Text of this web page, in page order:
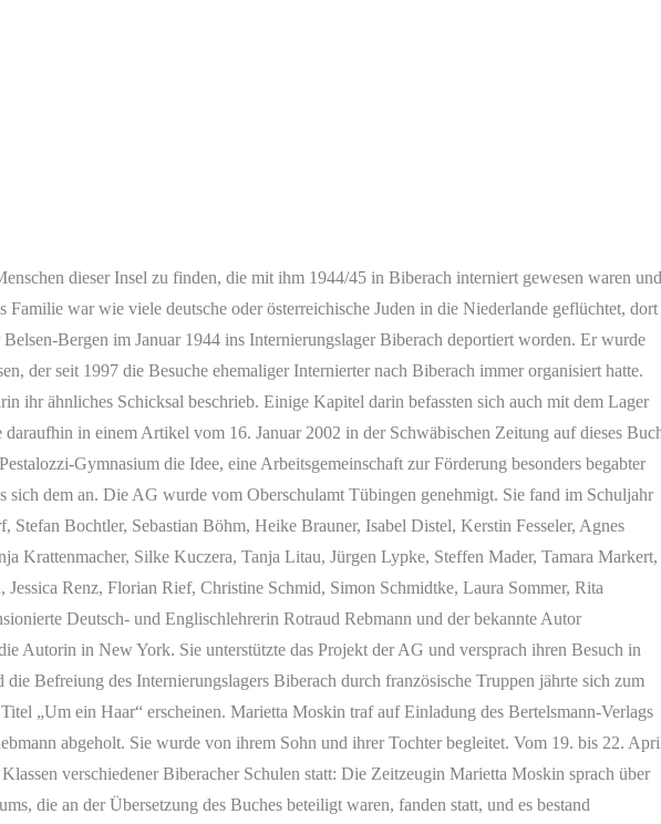
dieser Insel zu finden, die mit ihm 1944/45 in Biberach interniert gewesen waren und
war wie viele deutsche oder österreichische Juden in die Niederlande geflüchtet, dort
Bergen im Januar 1944 ins Internierungslager Biberach deportiert worden. Er wurde
der seit 1997 die Besuche ehemaliger Internierter nach Biberach immer organisiert hatte.
ihr ähnliches Schicksal beschrieb. Einige Kapitel darin befassten sich auch mit dem Lager
in einem Artikel vom 16. Januar 2002 in der Schwäbischen Zeitung auf dieses
Gymnasium die Idee, eine Arbeitsgemeinschaft zur Förderung besonders begabter
dem an. Die AG wurde vom Oberschulamt Tübingen genehmigt. Sie fand im Schuljahr
Bochtler, Sebastian Böhm, Heike Brauner, Isabel Distel, Kerstin Fesseler, Agnes
Krattenmacher, Silke Kuczera, Tanja Litau, Jürgen Lypke, Steffen Mader, Tamara Markert,
Renz, Florian Rief, Christine Schmid, Simon Schmidtke, Laura Sommer, Rita
Deutsch- und Englischlehrerin Rotraud Rebmann und der bekannte Autor
Autorin in New York. Sie unterstützte das Projekt der AG und versprach ihren Besuch in
Befreiung des Internierungslagers Biberach durch französische Truppen jährte sich zum
„Um ein Haar“ erscheinen. Marietta Moskin traf auf Einladung des Bertelsmann-Verlags
abgeholt. Sie wurde von ihrem Sohn und ihrer Tochter begleitet. Vom 19. bis 22.
verschiedener Biberacher Schulen statt: Die Zeitzeugin Marietta Moskin sprach über
die an der Übersetzung des Buches beteiligt waren, fanden statt, und es bestand